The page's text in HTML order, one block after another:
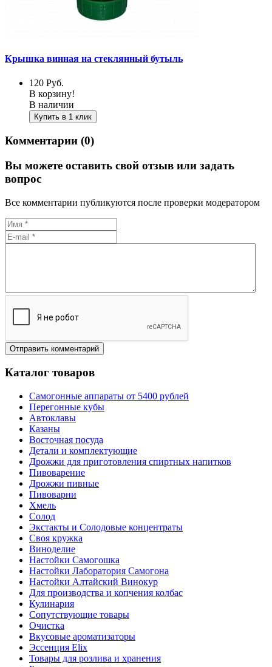
Крышка винная на стеклянный бутыль
120 Руб.
В корзину!
В наличии
Купить в 1 клик
Комментарии (0)
Вы можете оставить свой отзыв или задать
вопрос
Все комментарии публикуются после проверки модератором
Каталог товаров
Самогонные аппараты от 5400 рублей
Перегонные кубы
Автоклавы
Казаны
Восточная посуда
Детали и комплектующие
Дрожжи для приготовления спиртных напитков
Пивоварение
Дрожжи пивные
Пивоварни
Хмель
Солод
Экстакты и Солодовые концентраты
Своя кружка
Виноделие
Настойки Самогошка
Настойки Лаборатория Самогона
Настойки Алтайский Винокур
Для производства и копчения колбас
Кулинария
Сопутствующие товары
Очистка
Вкусовые ароматизаторы
Эссенция Elix
Товары для розлива и хранения